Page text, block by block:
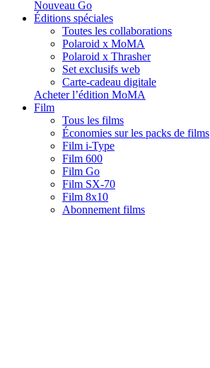
Nouveau Go
Éditions spéciales
Toutes les collaborations
Polaroid x MoMA
Polaroid x Thrasher
Set exclusifs web
Carte-cadeau digitale
Acheter l’édition MoMA
Film
Tous les films
Économies sur les packs de films
Film i-Type
Film 600
Film Go
Film SX-70
Film 8x10
Abonnement films